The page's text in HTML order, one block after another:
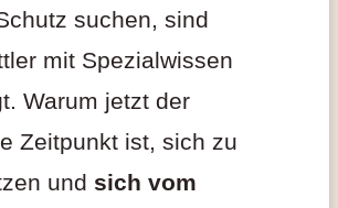
suchen, sind
mit Spezialwissen
Warum jetzt der
Zeitpunkt ist, sich zu
und sich vom